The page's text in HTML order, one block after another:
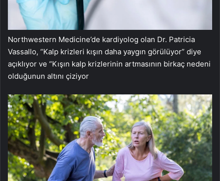
Northwestern Medicine’de kardiyolog olan Dr. Patricia
Vassallo, “Kalp krizleri kışın daha yaygın görülüyor” diye
açıklıyor ve “Kışın kalp krizlerinin artmasının birkaç nedeni
olduğunun altını çiziyor